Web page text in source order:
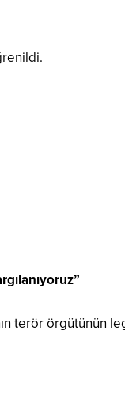
terör örgütünün